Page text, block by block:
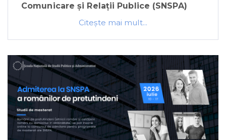
Comunicare și Relații Publice (SNSPA)
Citeşte mai mult...